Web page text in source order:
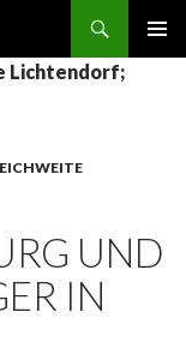
Lichtendorf;
UND
IN